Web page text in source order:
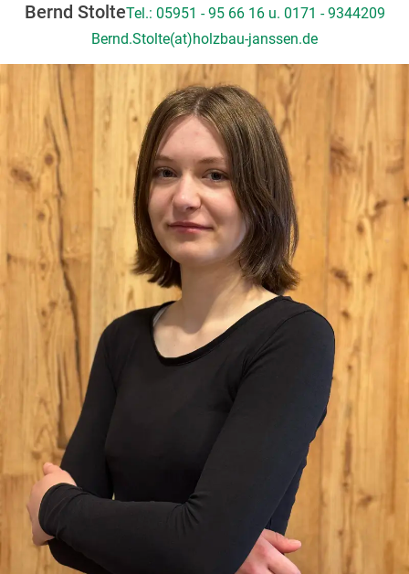
Bernd StolteTel.: 05951 - 95 66 16 u. 0171 - 9344209
Bernd.Stolte(at)holzbau-janssen.de